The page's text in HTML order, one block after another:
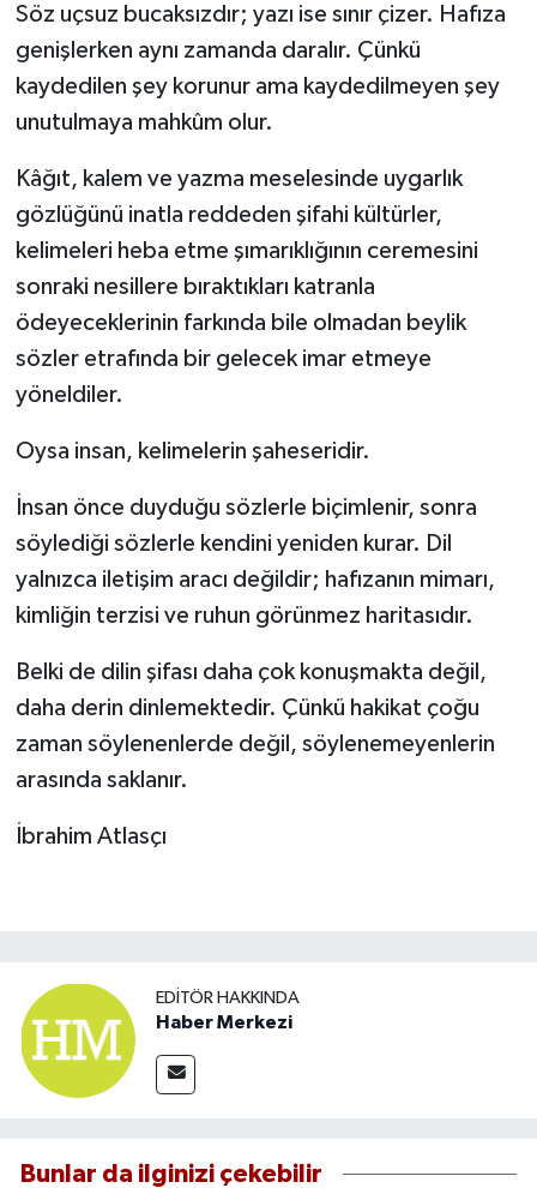
Söz uçsuz bucaksızdır; yazı ise sınır çizer. Hafıza
genişlerken aynı zamanda daralır. Çünkü
kaydedilen şey korunur ama kaydedilmeyen şey
unutulmaya mahkûm olur.
Kâğıt, kalem ve yazma meselesinde uygarlık
gözlüğünü inatla reddeden şifahi kültürler,
kelimeleri heba etme şımarıklığının ceremesini
sonraki nesillere bıraktıkları katranla
ödeyeceklerinin farkında bile olmadan beylik
sözler etrafında bir gelecek imar etmeye
yöneldiler.
Oysa insan, kelimelerin şaheseridir.
İnsan önce duyduğu sözlerle biçimlenir, sonra
söylediği sözlerle kendini yeniden kurar. Dil
yalnızca iletişim aracı değildir; hafızanın mimarı,
kimliğin terzisi ve ruhun görünmez haritasıdır.
Belki de dilin şifası daha çok konuşmakta değil,
daha derin dinlemektedir. Çünkü hakikat çoğu
zaman söylenenlerde değil, söylenemeyen lerin
arasında saklanır.
İbrahim Atlasçı
EDITÖR HAKKINDA
Haber Merkezi
Bunlar da ilginizi çekebilir